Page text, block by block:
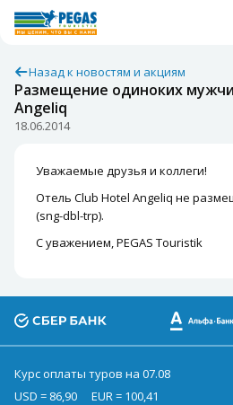
Назад к новостям и акциям
Размещение одиноких
Angeliq
18.06.2014
Уважаемые друзья и коллеги!
Отель Club Hotel Angeliq не
(sng-dbl-trp).
С уважением, PEGAS Touristik
Курс оплаты туров на 07.08
USD = 86,90
EUR = 100,41